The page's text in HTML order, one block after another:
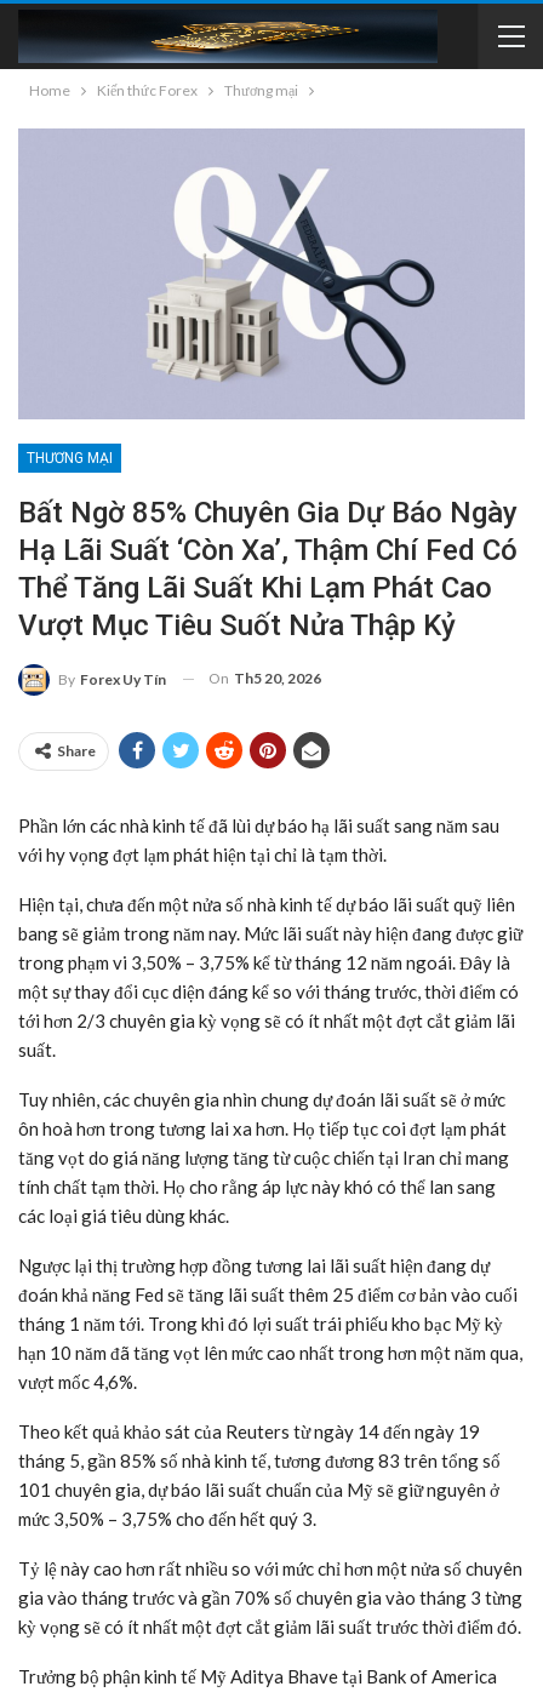
Home Kiến thức Forex Thương mại
THƯƠNG MẠI
Bất Ngờ 85% Chuyên Gia Dự Báo Ngày
Hạ Lãi Suất ‘còn Xa’, Thậm Chí Fed Có
Thể Tăng Lãi Suất Khi Lạm Phát Cao
Vượt Mục Tiêu Suốt Nửa Thập Kỷ
By Forex Uy Tín On Th5 20, 2026
Share
Phần lớn các nhà kinh tế đã lùi dự báo hạ lãi suất sang năm sau
với hy vọng đợt lạm phát hiện tại chỉ là tạm thời.
Hiện tại, chưa đến một nửa số nhà kinh tế dự báo lãi suất quỹ liên
bang sẽ giảm trong năm nay. Mức lãi suất này hiện đang được giữ
trong phạm vi 3,50% – 3,75% kể từ tháng 12 năm ngoái. Đây là
một sự thay đổi cục diện đáng kể so với tháng trước, thời điểm có
tới hơn 2/3 chuyên gia kỳ vọng sẽ có ít nhất một đợt cắt giảm lãi
suất.
Tuy nhiên, các chuyên gia nhìn chung dự đoán lãi suất sẽ ở mức
ôn hoà hơn trong tương lai xa hơn. Họ tiếp tục coi đợt lạm phát
tăng vọt do giá năng lượng tăng từ cuộc chiến tại Iran chỉ mang
tính chất tạm thời. Họ cho rằng áp lực này khó có thể lan sang
các loại giá tiêu dùng khác.
Ngược lại thị trường hợp đồng tương lai lãi suất hiện đang dự
đoán khả năng Fed sẽ tăng lãi suất thêm 25 điểm cơ bản vào cuối
tháng 1 năm tới. Trong khi đó lợi suất trái phiếu kho bạc Mỹ kỳ
hạn 10 năm đã tăng vọt lên mức cao nhất trong hơn một năm qua,
vượt mốc 4,6%.
Theo kết quả khảo sát của Reuters từ ngày 14 đến ngày 19
tháng 5, gần 85% số nhà kinh tế, tương đương 83 trên tổng số
101 chuyên gia, dự báo lãi suất chuẩn của Mỹ sẽ giữ nguyên ở
mức 3,50% – 3,75% cho đến hết quý 3.
Tỷ lệ này cao hơn rất nhiều so với mức chỉ hơn một nửa số chuyên
gia vào tháng trước và gần 70% số chuyên gia vào tháng 3 từng
kỳ vọng sẽ có ít nhất một đợt cắt giảm lãi suất trước thời điểm đó.
Trưởng bộ phận kinh tế Mỹ Aditya Bhave tại Bank of America